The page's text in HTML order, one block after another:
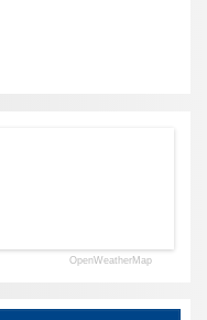
OpenWeatherMap